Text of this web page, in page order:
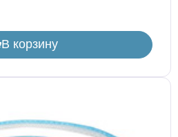
В корзину